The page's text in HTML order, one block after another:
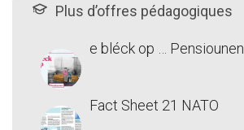
Plus d’offres pédagogiques
e bléck op … Pensiounen
Fact Sheet 21 NATO